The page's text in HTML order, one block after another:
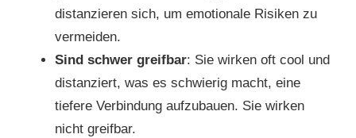
distanzieren sich, um emotionale Risiken zu
vermeiden.
Sind schwer greifbar: Sie wirken oft cool und
distanziert, was es schwierig macht, eine
tiefere Verbindung aufzubauen. Sie wirken
nicht greifbar.